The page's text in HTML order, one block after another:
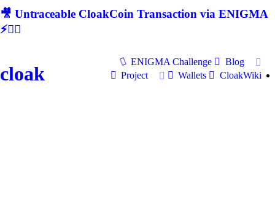
🎥 Untraceable CloakCoin Transaction via ENIGMA
⚡🕵‍♂
cloak
ENIGMA Challenge
Blog
Project
Wallets CloakWiki